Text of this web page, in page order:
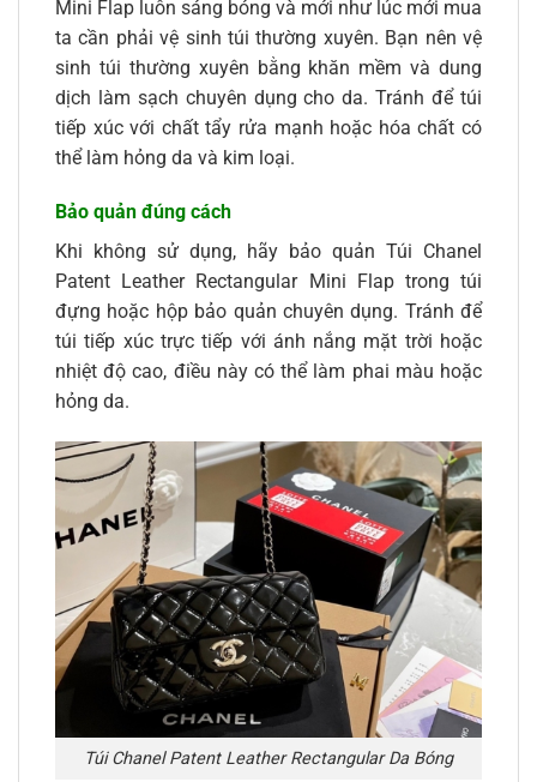
Mini Flap luôn sáng bóng và mới như lúc mới mua
ta cần phải vệ sinh túi thường xuyên. Bạn nên vệ
sinh túi thường xuyên bằng khăn mềm và dung
dịch làm sạch chuyên dụng cho da. Tránh để túi
tiếp xúc với chất tẩy rửa mạnh hoặc hóa chất có
thể làm hỏng da và kim loại.
Bảo quản đúng cách
Khi không sử dụng, hãy bảo quản Túi Chanel
Patent Leather Rectangular Mini Flap trong túi
đựng hoặc hộp bảo quản chuyên dụng. Tránh để
túi tiếp xúc trực tiếp với ánh nắng mặt trời hoặc
nhiệt độ cao, điều này có thể làm phai màu hoặc
hỏng da.
Túi Chanel Patent Leather Rectangular Da Bóng